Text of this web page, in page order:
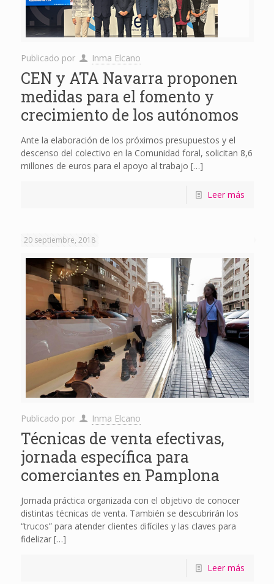
Publicado por Inma Elcano
CEN y ATA Navarra proponen
medidas para el fomento y
crecimiento de los autónomos
Ante la elaboración de los próximos presupuestos y el
descenso del colectivo en la Comunidad foral, solicitan 8,6
millones de euros para el apoyo al trabajo […]
Leer más
20 septiembre, 2018
Publicado por Inma Elcano
Técnicas de venta efectivas,
jornada específica para
comerciantes en Pamplona
Jornada práctica organizada con el objetivo de conocer
distintas técnicas de venta. También se descubrirán los
“trucos” para atender clientes difíciles y las claves para
fidelizar[…]
Leer más